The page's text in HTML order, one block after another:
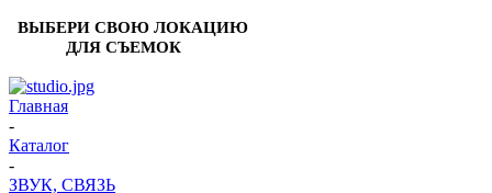
ВЫБЕРИ СВОЮ ЛОКАЦИЮ
ДЛЯ СЪЕМОК
Главная
-
Каталог
-
ЗВУК, СВЯЗЬ